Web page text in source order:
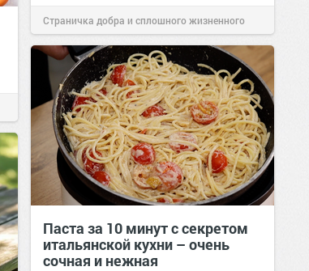
Страничка добра и сплошного жизненного
позитива!00:29Сегодня
Паста за 10 минут с секретом
итальянской кухни – очень
сочная и нежная